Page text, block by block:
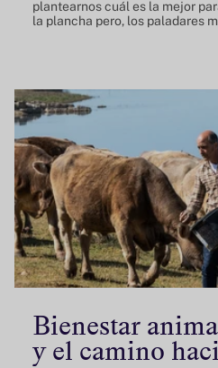
plantearnos cuál es la mejor
la plancha pero, los paladares
Bienestar
y el camino